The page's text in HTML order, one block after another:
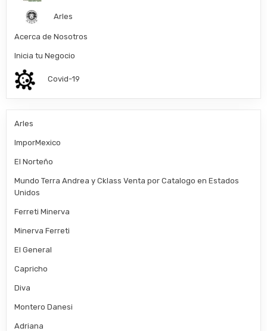
Arles
Acerca de Nosotros
Inicia tu Negocio
Covid-19
Arles
ImporMexico
El Norteño
Mundo Terra Andrea y Cklass Venta por Catalogo en Estados
Unidos
Ferreti Minerva
Minerva Ferreti
El General
Capricho
Diva
Montero Danesi
Adriana